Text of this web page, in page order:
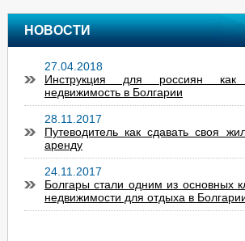
НОВОСТИ
27.04.2018
Инструкция для россиян
недвижимость в Болгарии
28.11.2017
Путеводитель как сдавать своя
аренду
24.11.2017
Болгары стали одним из основных
недвижимости для отдыха в